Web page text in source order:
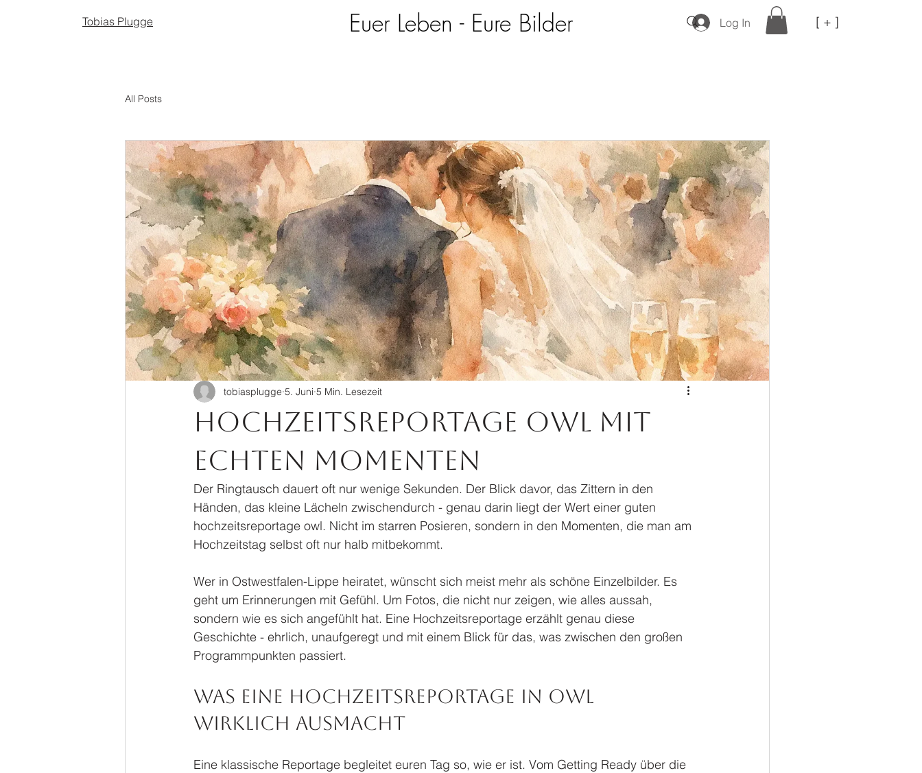
Tobias Plugge [ + ]
Log In
Euer Leben - Eure Bilder
All Posts
Hochzeitsreportage OWL mit
echten Momenten
tobiasplugge 5. Juni 5 Min. Lesezeit
Der Ringtausch dauert oft nur wenige Sekunden. Der Blick davor, das Zittern in den
Händen, das kleine Lächeln zwischendurch - genau darin liegt der Wert einer guten
hochzeitsreportage owl. Nicht im starren Posieren, sondern in den Momenten, die man am
Hochzeitstag selbst oft nur halb mitbekommt.
Wer in Ostwestfalen-Lippe heiratet, wünscht sich meist mehr als schöne Einzelbilder. Es
geht um Erinnerungen mit Gefühl. Um Fotos, die nicht nur zeigen, wie alles aussah,
sondern wie es sich angefühlt hat. Eine Hochzeitsreportage erzählt genau diese
Geschichte - ehrlich, unaufgeregt und mit einem Blick für das, was zwischen den großen
Programmpunkten passiert.
Was eine Hochzeitsreportage in OWL
wirklich ausmacht
Eine klassische Reportage begleitet euren Tag so, wie er ist. Vom Getting Ready über die